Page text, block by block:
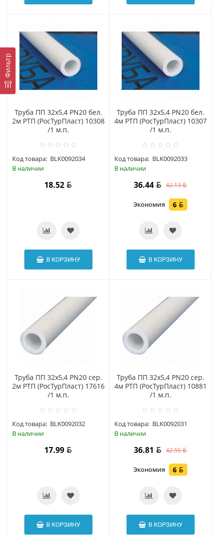
Фильтр
Труба ПП 32х5,4 PN20 бел.
2м РТП (РосТурПласт) 10308
/1 м.п.
Код товара: BLK0092034
В наличии
18.52
В КОРЗИНУ
Труба ПП 32х5,4 PN20 бел.
4м РТП (РосТурПласт) 10307
/1 м.п.
Код товара: BLK0092033
В наличии
36.44 42.13
Экономия 6
В КОРЗИНУ
Труба ПП 32х5,4 PN20 сер.
2м РТП (РосТурПласт) 17616
/1 м.п.
Код товара: BLK0092032
В наличии
17.99
В КОРЗИНУ
Труба ПП 32х5,4 PN20 сер.
4м РТП (РосТурПласт) 10881
/1 м.п.
Код товара: BLK0092031
В наличии
36.81 42.55
Экономия 6
В КОРЗИНУ